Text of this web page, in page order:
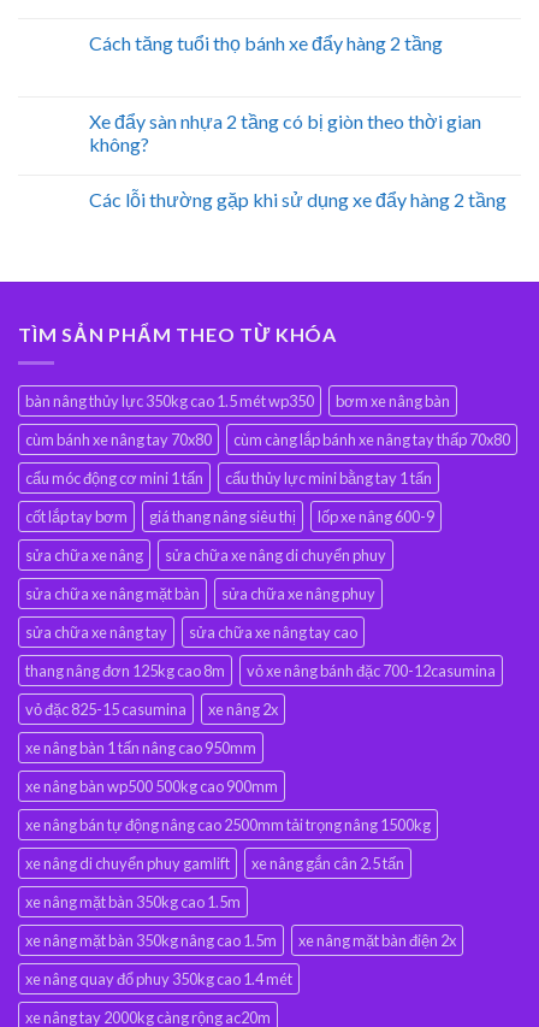
Cách tăng tuổi thọ bánh xe đẩy hàng 2 tầng
Xe đẩy sàn nhựa 2 tầng có bị giòn theo thời gian
không?
Các lỗi thường gặp khi sử dụng xe đẩy hàng 2 tầng
TÌM SẢN PHẨM THEO TỪ KHÓA
bàn nâng thủy lực 350kg cao 1.5 mét wp350
bơm xe nâng bàn
cùm bánh xe nâng tay 70x80
cùm càng lắp bánh xe nâng tay thấp 70x80
cẩu móc động cơ mini 1 tấn
cẩu thủy lực mini bằng tay 1 tấn
cốt lắp tay bơm
giá thang nâng siêu thị
lốp xe nâng 600-9
sửa chữa xe nâng
sửa chữa xe nâng di chuyển phuy
sửa chữa xe nâng mặt bàn
sửa chữa xe nâng phuy
sửa chữa xe nâng tay
sửa chữa xe nâng tay cao
thang nâng đơn 125kg cao 8m
vỏ xe nâng bánh đặc 700-12casumina
vỏ đặc 825-15 casumina
xe nâng 2x
xe nâng bàn 1 tấn nâng cao 950mm
xe nâng bàn wp500 500kg cao 900mm
xe nâng bán tự động nâng cao 2500mm tải trọng nâng 1500kg
xe nâng di chuyển phuy gamlift
xe nâng gắn cân 2.5 tấn
xe nâng mặt bàn 350kg cao 1.5m
xe nâng mặt bàn 350kg nâng cao 1.5m
xe nâng mặt bàn điện 2x
xe nâng quay đổ phuy 350kg cao 1.4 mét
xe nâng tay 2000kg càng rộng ac20m